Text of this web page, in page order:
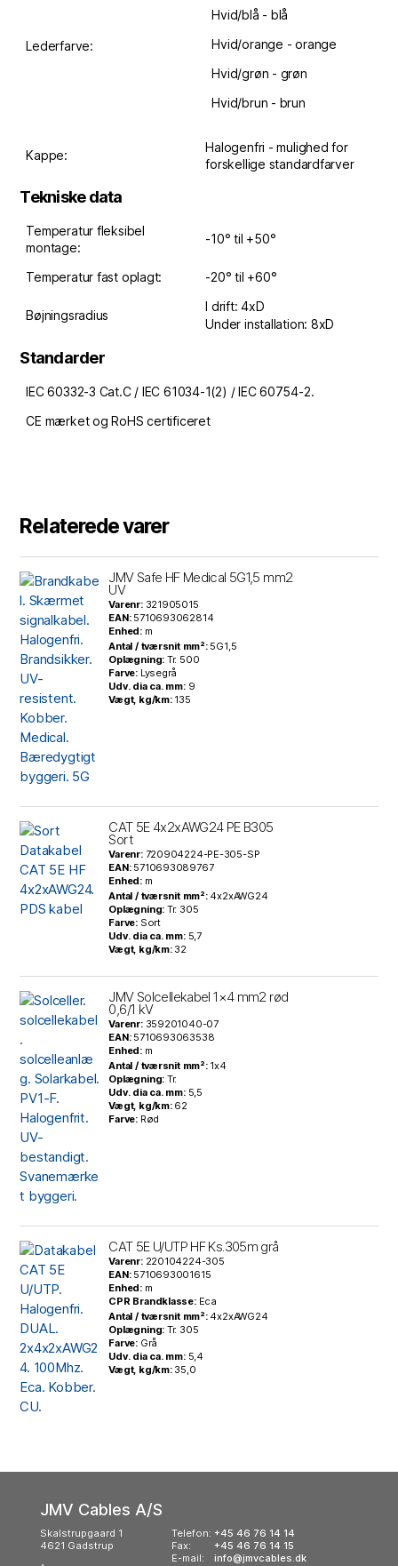
Lederfarve:
Hvid/blå - blå
Hvid/orange - orange
Hvid/grøn - grøn
Hvid/brun - brun
Kappe:
Halogenfri - mulighed for
forskellige standardfarver
Tekniske data
Temperatur fleksibel
montage:
-10° til +50°
Temperatur fast oplagt: -20° til +60°
Bøjningsradius
I drift: 4xD
Under installation: 8xD
Standarder
IEC 60332-3 Cat.C / IEC 61034-1(2) / IEC 60754-2.
CE mærket og RoHS certificeret
Relaterede varer
JMV Safe HF Medical 5G1,5 mm2
UV
Varenr: 321905015
EAN: 5710693062814
Enhed: m
Antal / tværsnit mm²: 5G1,5
Oplægning: Tr. 500
Farve: Lysegrå
Udv. dia ca. mm: 9
Vægt, kg/km: 135
CAT 5E 4x2xAWG24 PE B305
Sort
Varenr: 720904224-PE-305-SP
EAN: 5710693089767
Enhed: m
Antal / tværsnit mm²: 4x2xAWG24
Oplægning: Tr. 305
Farve: Sort
Udv. dia ca. mm: 5,7
Vægt, kg/km: 32
JMV Solcellekabel 1×4 mm2 rød
0,6/1 kV
Varenr: 359201040-07
EAN: 5710693063538
Enhed: m
Antal / tværsnit mm²: 1x4
Oplægning: Tr.
Udv. dia ca. mm: 5,5
Vægt, kg/km: 62
Farve: Rød
CAT 5E U/UTP HF Ks.305m grå
Varenr: 220104224-305
EAN: 5710693001615
Enhed: m
CPR Brandklasse: Eca
Antal / tværsnit mm²: 4x2xAWG24
Oplægning: Tr. 305
Farve: Grå
Udv. dia ca. mm: 5,4
Vægt, kg/km: 35,0
JMV Cables A/S
Skalstrupgaard 1
4621 Gadstrup
Telefon:
Fax:
E-mail:
+45 46 76 14 14
+45 46 76 14 15
info@jmvcables.dk